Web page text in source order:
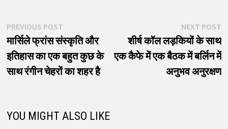
पोस्ट
नेविगेशन
PREVIOUS POSTPrevious
post:
मार्सिले फ्रांस संस्कृति और
इतिहास का एक बहुत कुछ के
साथ रंगीन चेहरों का शहर है
NEXT POST
शीर्ष कॉल लड़कियों के साथ
एक कैफे में एक बैठक में बर्लिन में
अनुभव अनुरक्षण
YOU MIGHT ALSO LIKE